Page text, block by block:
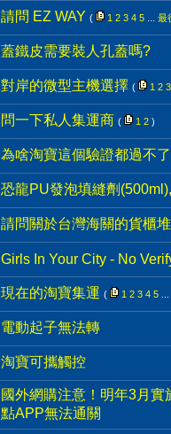
請問 EZ WAY ( 1 2 3 4 5 最
蓋鐵皮需要裝人孔蓋嗎?
對岸的微型主機選擇 ( 1 2 3
問一下私人集運商 ( 1 2 )
為啥淘寶這個驗證都過不
恐龍PU發泡填縫劑
請問關於台灣海關的貨櫃
Girls In Your City - No
現在的淘寶集運 ( 1 2 3 4 5
電動起子無法轉
淘寶可攜觸控
國外網購注意！明年3月
點APP無法通關